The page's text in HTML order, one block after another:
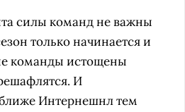
силы команд не важны
только начинается и
команды истощены
И
Интернешнл тем